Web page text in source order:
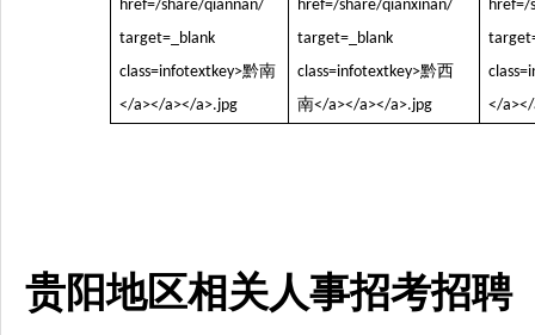
贵阳地区相关人事招考招聘